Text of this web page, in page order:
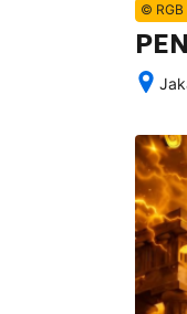
© RGB
dan